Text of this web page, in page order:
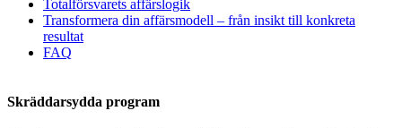
Totalförsvarets affärslogik
Transformera din affärsmodell – från insikt till konkreta
resultat
FAQ
Skräddarsydda program